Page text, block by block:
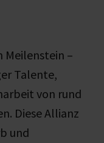
Meilenstein –
Talente,
von rund
Diese Allianz
und